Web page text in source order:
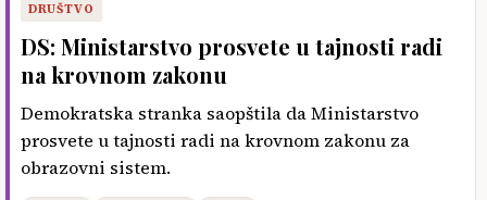
DRUŠTVO
DS: Ministarstvo prosvete u tajnosti radi
na krovnom zakonu
Demokratska stranka saopštila da Ministarstvo
prosvete u tajnosti radi na krovnom zakonu za
obrazovni sistem.